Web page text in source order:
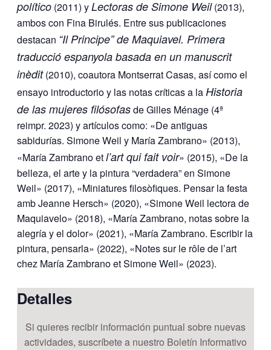
político (2011) yLectoras de Simone Weil(2013),
ambos con Fina Birulés. Entre sus publicaciones
destacan “Il Principe” de Maquiavel. Primera
traducció espanyola basada en un manuscrit
inèdit(2010), coautora Montserrat Casas, así como el
ensayo introductorio y las notas críticas a la Historia
de las mujeres filósofasde Gilles Ménage (4ª
reimpr. 2023) y artículos como: «De antiguas
sabidurías. Simone Weil y María Zambrano» (2013),
«María Zambrano etl’art qui fait voir» (2015), «De la
belleza, el arte y la pintura “verdadera” en Simone
Weil» (2017), «Miniatures filosòfiques. Pensar la festa
amb Jeanne Hersch» (2020), «Simone Weil lectora de
Maquiavelo» (2018), «María Zambrano, notas sobre la
alegría y el dolor» (2021), «María Zambrano. Escribir la
pintura, pensarla» (2022), «Notes sur le rôle de l’art
chez María Zambrano et Simone Weil» (2023).
Detalles
Si quieres recibir información puntual sobre nuevas
actividades, suscríbete a nuestro Boletín Informativo